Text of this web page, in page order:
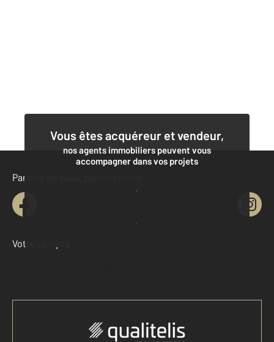
Vous êtes acquéreur et vendeur,
nos agents immobiliers peuvent vous
accompagner dans vos projets
Contacter l'agence
Demander une estimation
Parlons de vous, parlons biens
Votre compte :
Accéder à mon compte